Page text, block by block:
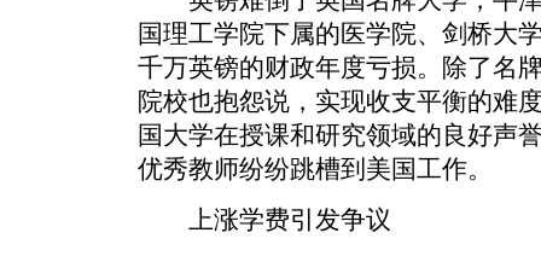
国理工学院下属的医学院、剑桥大
千万英镑的财政年度亏损。除了名
院校也抱怨说，实现收支平衡的难
国大学在授课和研究领域的良好声
优秀教师纷纷跳槽到美国工作。
上涨学费引发争议